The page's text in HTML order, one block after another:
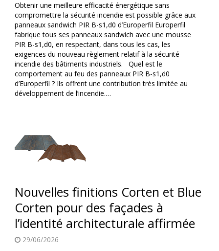
Obtenir une meilleure efficacité énergétique sans
compromettre la sécurité incendie est possible grâce aux
panneaux sandwich PIR B-s1,d0 d’Europerfil Europerfil
fabrique tous ses panneaux sandwich avec une mousse
PIR B-s1,d0, en respectant, dans tous les cas, les
exigences du nouveau règlement relatif à la sécurité
incendie des bâtiments industriels. Quel est le
comportement au feu des panneaux PIR B-s1,d0
d’Europerfil ? Ils offrent une contribution très limitée au
développement de l’incendie.…
Nouvelles finitions Corten et Blue
Corten pour des façades à
l’identité architecturale affirmée
29/06/2026